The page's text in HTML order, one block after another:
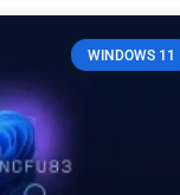
WINDOWS 11